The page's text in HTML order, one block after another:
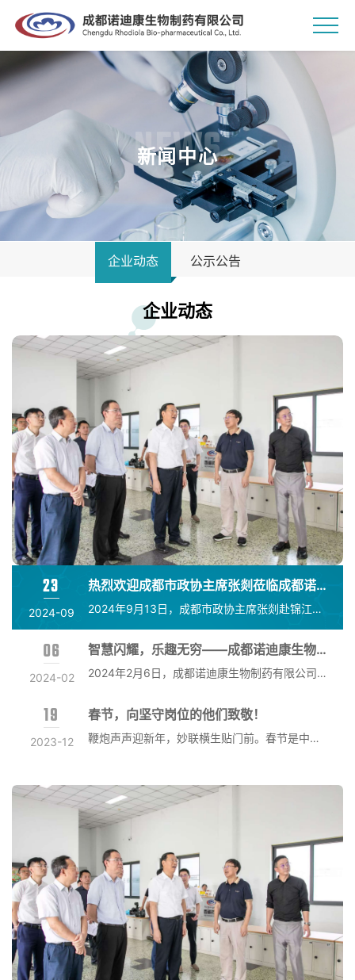
NEWS
新闻中心
企业动态 公示公告
企业动态
23
2024-09
热烈欢迎成都市政协主席张剡莅临成都诺迪康生物制药有限公司指导工作
2024年9月13日，成都市政协主席张剡赴锦江区督导学习宣传贯彻党的二十届三中全会精神，并开展“进万企、解难题、优环境、促发展”工作。
06
2024-02
智慧闪耀，乐趣无穷——成都诺迪康生物制药有限公司第三届知识竞赛圆满落幕
2024年2月6日，成都诺迪康生物制药有限公司举办了第三届知识竞赛，旨在提升员工专业知识水平，增强团队合作精神。精彩回顾本届知识竞赛以《无菌（生物）药品通用技术资料》为蓝本，结合新版GMP相关内容、涉及质量、生产、物料、设备、包装等方面的知识。预赛阶段组织公司全员线上答题，在全公司掀起一波高涨的学习热潮。
19
2023-12
春节，向坚守岗位的他们致敬！
鞭炮声声迎新年，妙联横生贴门前。春节是中华民族最重要的传统节日，至今依然是中国老百姓情感上最浓烈、最有仪式感的节日。在这个特殊的冬天，新冠病毒变化无常，急性心衰患者急剧增加，心力衰竭合并新冠病毒感染会增加再住院...